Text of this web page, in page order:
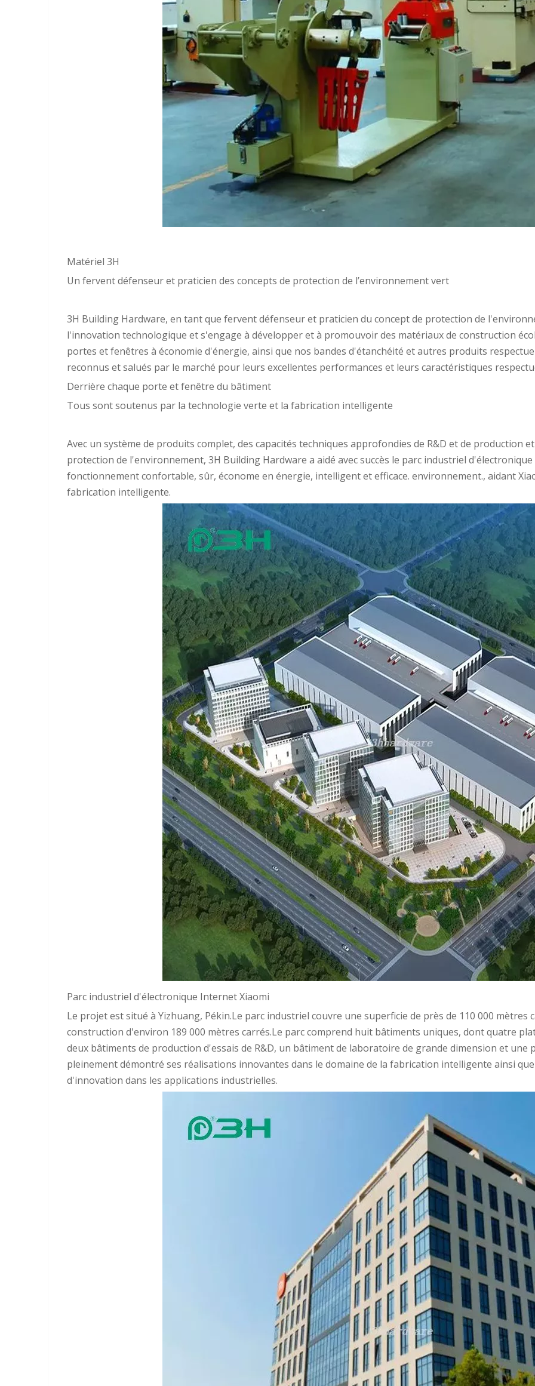
Matériel 3H
Un fervent défenseur et praticien des concepts de protection de l’environnement vert
3H Building Hardware, en tant que fervent défenseur et praticien du concept de protection de
l'innovation technologique et s'engage à développer et à promouvoir des matériaux de construction
portes et fenêtres à économie d'énergie, ainsi que nos bandes d'étanchéité et autres produits
reconnus et salués par le marché pour leurs excellentes performances et leurs caractéristiques
Derrière chaque porte et fenêtre du bâtiment
Tous sont soutenus par la technologie verte et la fabrication intelligente
Avec un système de produits complet, des capacités techniques approfondies de R&D et de production
protection de l'environnement, 3H Building Hardware a aidé avec succès le parc industriel
fonctionnement confortable, sûr, économe en énergie, intelligent et efficace. environnement., aidant
fabrication intelligente.
Parc industriel d'électronique Internet Xiaomi
Le projet est situé à Yizhuang, Pékin.Le parc industriel couvre une superficie de près de 110 000 mètres
construction d'environ 189 000 mètres carrés.Le parc comprend huit bâtiments uniques, dont quatre
deux bâtiments de production d'essais de R&D, un bâtiment de laboratoire de grande dimension et une
pleinement démontré ses réalisations innovantes dans le domaine de la fabrication intelligente ainsi
d'innovation dans les applications industrielles.